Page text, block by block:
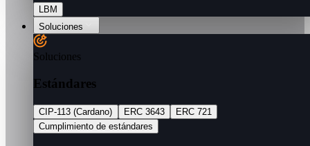
LBM
Soluciones
Soluciones
Estándares
CIP-113 (Cardano) ERC 3643
ERC 721
Cumplimiento de estándares